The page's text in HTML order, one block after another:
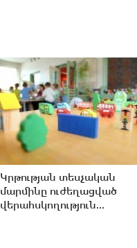
Կրթության տեսչական
մարմինը ուժեղացված
վերահսկողություն...